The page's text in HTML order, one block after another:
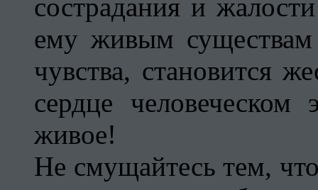
сострадания и
ему живым
чувства, становится
сердце
живое!
Не смущайтесь тем,